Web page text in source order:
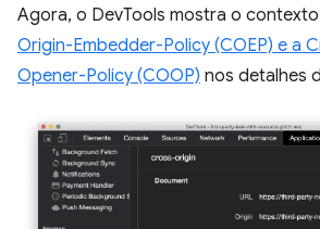
Agora, o DevTools mostra o
Origin-Embedder-Policy (COEP) e a
Opener-Policy (COOP) nos detalhes